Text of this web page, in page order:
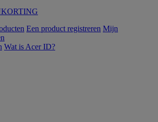
Een product registreren Mijn
Wat is Acer ID?